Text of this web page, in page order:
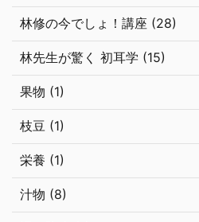
林修の今でしょ！講座 (28)
林先生が驚く 初耳学 (15)
果物 (1)
枝豆 (1)
栄養 (1)
汁物 (8)